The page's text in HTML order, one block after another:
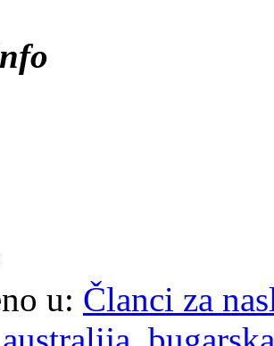
u: Članci za